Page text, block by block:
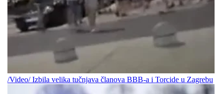
/Video/ Izbila velika tučnjava članova BBB-a i Torcide u Zagrebu